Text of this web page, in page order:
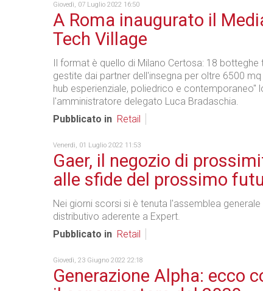
Giovedì, 07 Luglio 2022 16:50
A Roma inaugurato il
Tech Village
Il format è quello di Milano Certosa: 18
gestite dai partner dell'insegna per oltre 6500 mq
hub esperienziale, poliedrico e contemporaneo"
l'amministratore delegato Luca Bradaschia.
Pubblicato in Retail
Venerdì, 01 Luglio 2022 11:53
Gaer, il negozio di
alle sfide del prossimo
Nei giorni scorsi si è tenuta l'assemblea
distributivo aderente a Expert.
Pubblicato in Retail
Giovedì, 23 Giugno 2022 22:18
Generazione Alpha: ecco